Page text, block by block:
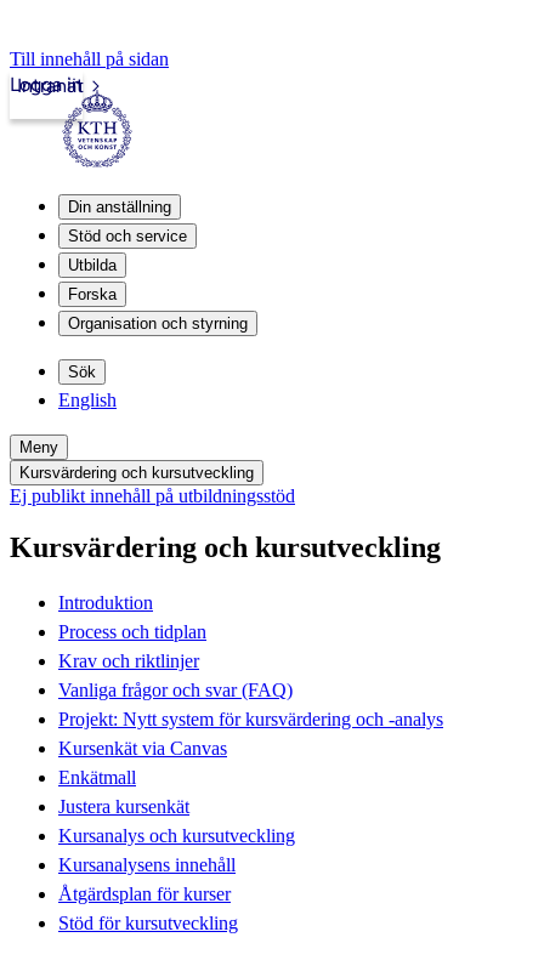
Till innehåll på sidan
Intranät
Logga in
Din anställning
Stöd och service
Utbilda
Forska
Organisation och styrning
Sök
English
Meny
Kursvärdering och kursutveckling
Ej publikt innehåll på utbildningsstöd
Kursvärdering och kursutveckling
Introduktion
Process och tidplan
Krav och riktlinjer
Vanliga frågor och svar (FAQ)
Projekt: Nytt system för kursvärdering och -analys
Kursenkät via Canvas
Enkätmall
Justera kursenkät
Kursanalys och kursutveckling
Kursanalysens innehåll
Åtgärdsplan för kurser
Stöd för kursutveckling